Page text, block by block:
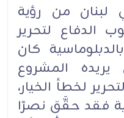
لبنان من رؤية
الدفاع لتحرير
كان
المشروع
لخطأ الخيار،
فقد حقَّق نصرًا